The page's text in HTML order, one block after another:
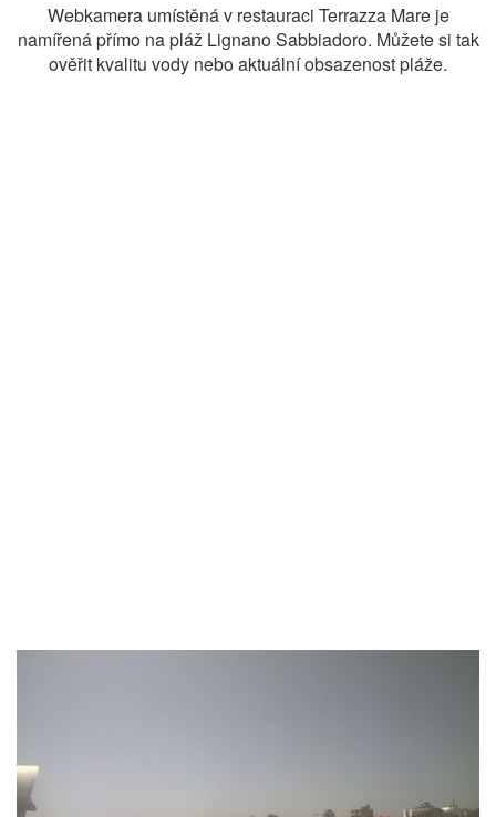
Webkamera umístěná v restauraci Terrazza Mare je
namířená přímo na pláž Lignano Sabbiadoro. Můžete si tak
ověřit kvalitu vody nebo aktuální obsazenost pláže.